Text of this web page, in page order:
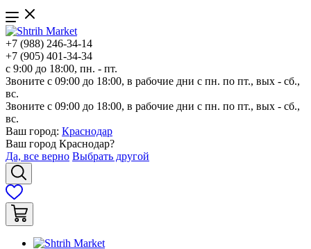
+7 (988) 246-34-14
+7 (905) 401-34-34
с 9:00 до 18:00, пн. - пт.
Звоните с 09:00 до 18:00, в рабочие дни с пн. по пт., вых - сб.,
вс.
Звоните с 09:00 до 18:00, в рабочие дни с пн. по пт., вых - сб.,
вс.
Ваш город: Краснодар
Ваш город Краснодар?
Да, все верно Выбрать другой